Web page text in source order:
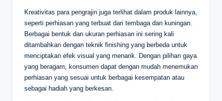
Kreativitas para pengrajin juga terlihat dalam produk lainnya,
seperti perhiasan yang terbuat dari tembaga dan kuningan.
Berbagai bentuk dan ukuran perhiasan ini sering kali
ditambahkan dengan teknik finishing yang berbeda untuk
menciptakan efek visual yang menarik. Dengan pilihan gaya
yang beragam, konsumen dapat dengan mudah menemukan
perhiasan yang sesuai untuk berbagai kesempatan atau
sebagai hadiah yang berkesan.